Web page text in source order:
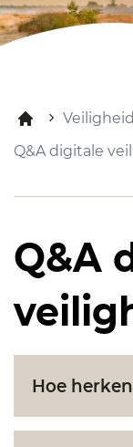
Veiligheid
Q&A digitale
Q&A
Hoe